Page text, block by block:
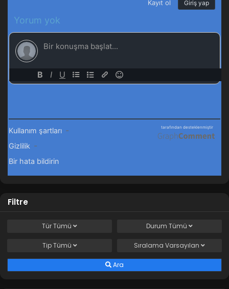
Filtre
TürTümü Durum Tümü
TipTümü Sıralama Varsayılan
Ara